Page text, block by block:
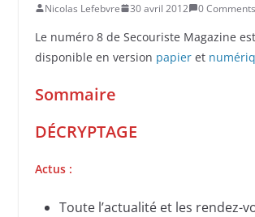
Nicolas Lefebvre 30 avril 2012 0 Comments
Le numéro 8 de Secouriste Magazine
disponible en version papieret
Sommaire
DÉCRYPTAGE
Actus :
Toute l’actualité et les rendez-